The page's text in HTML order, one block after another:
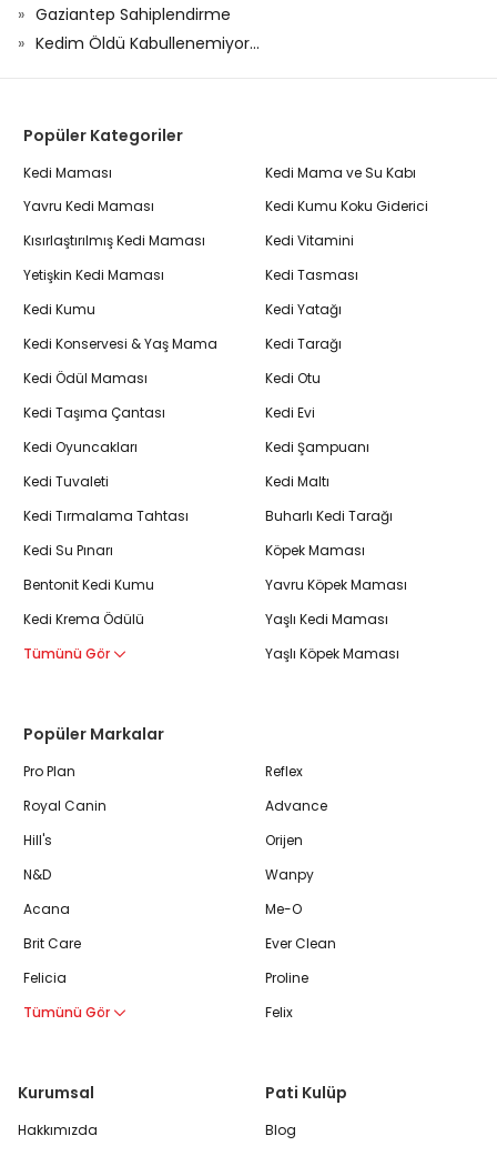
Gaziantep Sahiplendirme
Kedim Öldü Kabullenemiyor...
Popüler Kategoriler
Kedi Maması
Yavru Kedi Maması
Kısırlaştırılmış Kedi Maması
Yetişkin Kedi Maması
Kedi Kumu
Kedi Konservesi & Yaş Mama
Kedi Ödül Maması
Kedi Taşıma Çantası
Kedi Oyuncakları
Kedi Tuvaleti
Kedi Tırmalama Tahtası
Kedi Su Pınarı
Bentonit Kedi Kumu
Kedi Krema Ödülü
Tümünü Gör
Kedi Mama ve Su Kabı
Kedi Kumu Koku Giderici
Kedi Vitamini
Kedi Tasması
Kedi Yatağı
Kedi Tarağı
Kedi Otu
Kedi Evi
Kedi Şampuanı
Kedi Maltı
Buharlı Kedi Tarağı
Köpek Maması
Yavru Köpek Maması
Yaşlı Kedi Maması
Yaşlı Köpek Maması
Popüler Markalar
Pro Plan
Royal Canin
Hill's
N&D
Acana
Brit Care
Felicia
Tümünü Gör
Reflex
Advance
Orijen
Wanpy
Me-O
Ever Clean
Proline
Felix
Kurumsal
Hakkımızda
Pati Kulüp
Blog